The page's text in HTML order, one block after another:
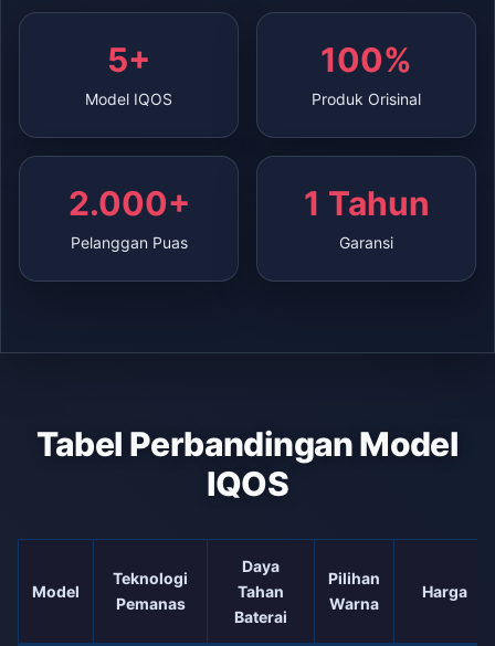
5+
Model IQOS
100%
Produk Orisinal
2.000+
Pelanggan Puas
1 Tahun
Garansi
Tabel Perbandingan Model
IQOS
Model
Teknologi
Pemanas
Daya
Tahan
Baterai
Pilihan
Warna
Harga